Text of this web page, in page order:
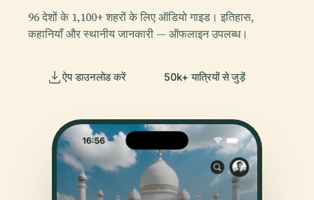
96 देशों के 1,100+ शहरों के लिए ऑडियो गाइड। इतिहास,
कहानियाँ और स्थानीय जानकारी — ऑफलाइन उपलब्ध।
ऐप डाउनलोड करें 50k+ यात्रियों से जुड़ें